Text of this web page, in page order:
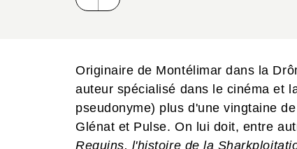
Originaire de Montélimar dans la
auteur spécialisé dans le cinéma et
pseudonyme) plus d'une vingtaine
Glénat et Pulse. On lui doit, entre
Requins, l'histoire de la